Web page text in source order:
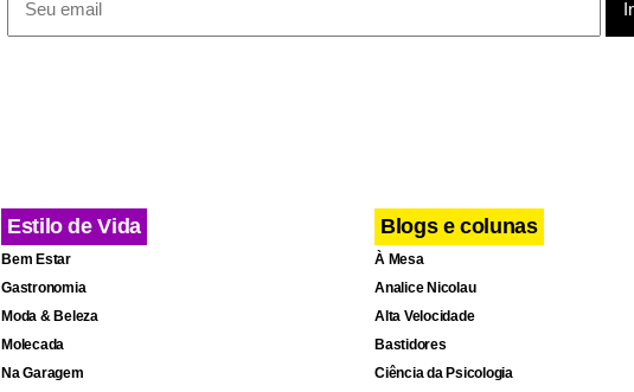
Uma bolsa pode conter cerca de 450 ml a 500 ml e ser dividida em até
ou três pacientes, ampliando o alcance do material coletado. O processo de
acordo com a unidade, é simples, rápido e seguro, e a coleta dura cerca de
Estilo de Vida
Bem Estar
Gastronomia
Moda & Beleza
Molecada
Na Garagem
Blogs e colunas
À Mesa
Analice Nicolau
Alta Velocidade
Bastidores
Ciência da Psicologia